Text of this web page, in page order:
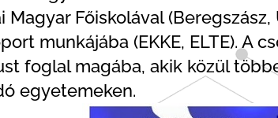
Magyar Főiskolával
munkájába (EKKE, ELTE). A
foglal magába, akik közül
egyetemeken.